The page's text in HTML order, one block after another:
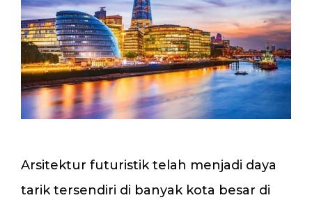
Arsitektur futuristik telah menjadi daya
tarik tersendiri di banyak kota besar di